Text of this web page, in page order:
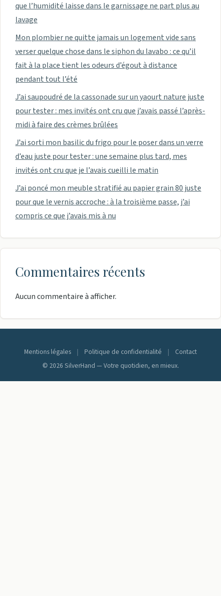
que l’humidité laisse dans le garnissage ne part plus au
lavage
Mon plombier ne quitte jamais un logement vide sans
verser quelque chose dans le siphon du lavabo : ce qu’il
fait à la place tient les odeurs d’égout à distance
pendant tout l’été
J’ai saupoudré de la cassonade sur un yaourt nature juste
pour tester : mes invités ont cru que j’avais passé l’après-
midi à faire des crèmes brûlées
J’ai sorti mon basilic du frigo pour le poser dans un verre
d’eau juste pour tester : une semaine plus tard, mes
invités ont cru que je l’avais cueilli le matin
J’ai poncé mon meuble stratifié au papier grain 80 juste
pour que le vernis accroche : à la troisième passe, j’ai
compris ce que j’avais mis à nu
Commentaires récents
Aucun commentaire à afficher.
Mentions légales | Politique de confidentialité |
Contact
© 2026 SilverHand — Votre quotidien, en mieux.